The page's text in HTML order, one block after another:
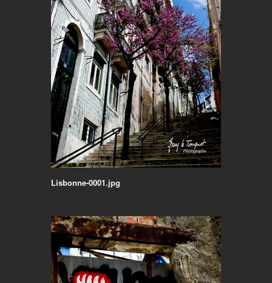
Lisbonne-0001.jpg